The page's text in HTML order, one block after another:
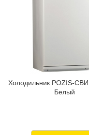
Холодильник POZIS-
Белый